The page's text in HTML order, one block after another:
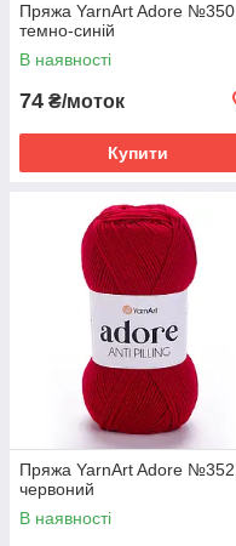
Пряжа YarnArt Adore №350,
темно-синій
В наявності
74 ₴/моток
Купити
Пряжа YarnArt Adore №352,
червоний
В наявності